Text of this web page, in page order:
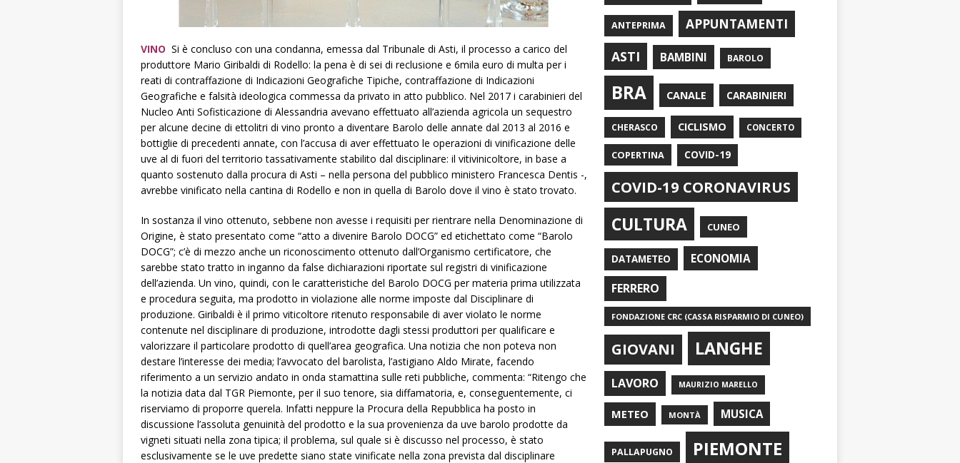
VINO Si è concluso con una condanna, emessa dal Tribunale di Asti, il processo a carico del
produttore Mario Giribaldi di Rodello: la pena è di sei di reclusione e 6mila euro di multa per i
reati di contraffazione di Indicazioni Geografiche Tipiche, contraffazione di Indicazioni
Geografiche e falsità ideologica commessa da privato in atto pubblico. Nel 2017 i carabinieri del
Nucleo Anti Sofisticazione di Alessandria avevano effettuato all’azienda agricola un sequestro
per alcune decine di ettolitri di vino pronto a diventare Barolo delle annate dal 2013 al 2016 e
bottiglie di precedenti annate, con l’accusa di aver effettuato le operazioni di vinificazione delle
uve al di fuori del territorio tassativamente stabilito dal disciplinare: il vitivinicoltore, in base a
quanto sostenuto dalla procura di Asti – nella persona del pubblico ministero Francesca Dentis -,
avrebbe vinificato nella cantina di Rodello e non in quella di Barolo dove il vino è stato trovato.
In sostanza il vino ottenuto, sebbene non avesse i requisiti per rientrare nella Denominazione di
Origine, è stato presentato come “atto a divenire Barolo DOCG” ed etichettato come “Barolo
DOCG”; c’è di mezzo anche un riconoscimento ottenuto dall’Organismo certificatore, che
sarebbe stato tratto in inganno da false dichiarazioni riportate sul registri di vinificazione
dell’azienda. Un vino, quindi, con le caratteristiche del Barolo DOCG per materia prima utilizzata
e procedura seguita, ma prodotto in violazione alle norme imposte dal Disciplinare di
produzione. Giribaldi è il primo viticoltore ritenuto responsabile di aver violato le norme
contenute nel disciplinare di produzione, introdotte dagli stessi produttori per qualificare e
valorizzare il particolare prodotto di quell’area geografica. Una notizia che non poteva non
destare l’interesse dei media; l’avvocato del barolista, l’astigiano Aldo Mirate, facendo
riferimento a un servizio andato in onda stamattina sulle reti pubbliche, commenta: “Ritengo che
la notizia data dal TGR Piemonte, per il suo tenore, sia diffamatoria, e, conseguentemente, ci
riserviamo di proporre querela. Infatti neppure la Procura della Repubblica ha posto in
discussione l’assoluta genuinità del prodotto e la sua provenienza da uve barolo prodotte da
vigneti situati nella zona tipica; il problema, sul quale si è discusso nel processo, è stato
esclusivamente se le uve predette siano state vinificate nella zona prevista dal disciplinare
ANTEPRIMA
APPUNTAMENTI
ASTI
BAMBINI BAROLO
BRA CANALE CARABINIERI
CHERASCO CICLISMO CONCERTO
COPERTINA COVID-19
COVID-19 CORONAVIRUS
CULTURA CUNEO
DATAMETEO ECONOMIA
FERRERO
FONDAZIONE CRC (CASSA RISPARMIO DI CUNEO)
GIOVANI LANGHE
LAVORO MAURIZIO MARELLO
METEO MONTÀ MUSICA
PALLAPUGNO PIEMONTE